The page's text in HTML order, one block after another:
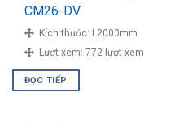
CM26-DV
Kích thước: L2000mm
Lượt xem: 772 lượt xem
ĐỌC TIẾP